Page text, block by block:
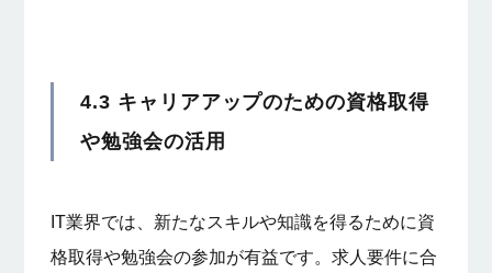
4.3 キャリアアップのための資格取得
や勉強会の活用
IT業界では、新たなスキルや知識を得るために資
格取得や勉強会の参加が有益です。求人要件に合